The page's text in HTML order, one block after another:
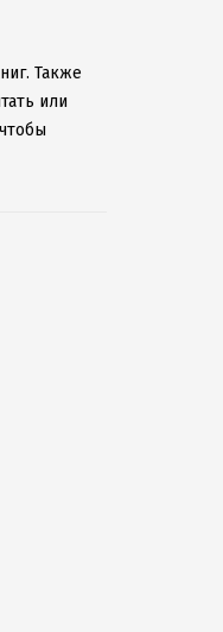
Также
или